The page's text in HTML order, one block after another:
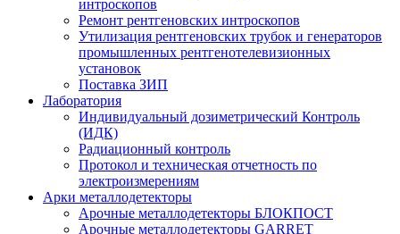
интроскопов
Ремонт рентгеновских интроскопов
Утилизация рентгеновских трубок и генераторов
промышленных рентгенотелевизионных
установок
Поставка ЗИП
Лаборатория
Индивидуальный дозиметрический Контроль
(ИДК)
Радиационный контроль
Протокол и техническая отчетность по
электроизмерениям
Арки металлодетекторы
Арочные металлодетекторы БЛОКПОСТ
Арочные металлодетекторы GARRET